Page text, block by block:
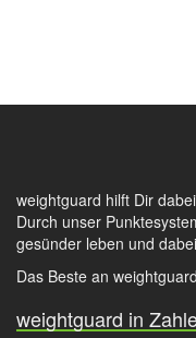
weightguard hilft Dir
Durch unser
gesünder leben und
Das Beste an
weightguard in